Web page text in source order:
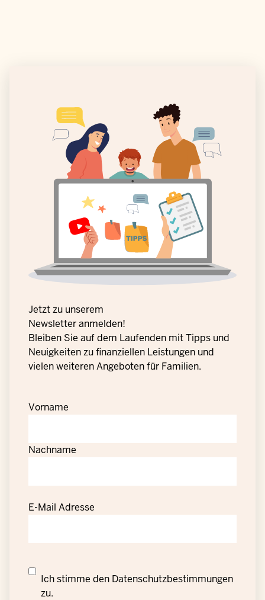
Jetzt zu unserem
Newsletter anmelden!
Bleiben Sie auf dem Laufenden mit Tipps und
Neuigkeiten zu finanziellen Leistungen und
vielen weiteren Angeboten für Familien.
Vorname
Nachname
E-Mail Adresse
Datenschutzrechtliche
Einwilligung
Ich stimme den Datenschutzbestimmungen
zu.